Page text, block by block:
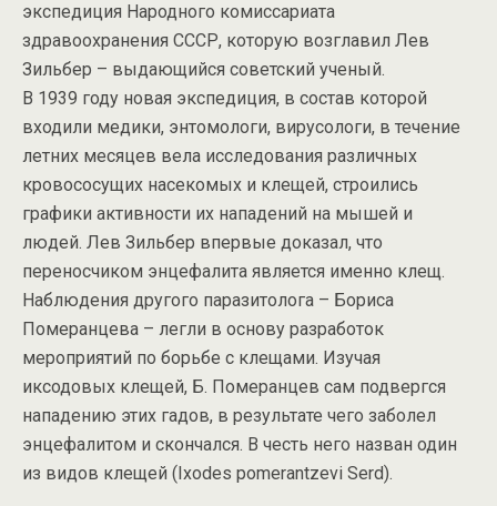
экспедиция Народного комиссариата
здравоохранения СССР, которую возглавил Лев
Зильбер – выдающийся советский ученый.
В 1939 году новая экспедиция, в состав которой
входили медики, энтомологи, вирусологи, в течение
летних месяцев вела исследования различных
кровососущих насекомых и клещей, строились
графики активности их нападений на мышей и
людей. Лев Зильбер впервые доказал, что
переносчиком энцефалита является именно клещ.
Наблюдения другого паразитолога – Бориса
Померанцева – легли в основу разработок
мероприятий по борьбе с клещами. Изучая
иксодовых клещей, Б. Померанцев сам подвергся
нападению этих гадов, в результате чего заболел
энцефалитом и скончался. В честь него назван один
из видов клещей (Ixodes pomerantzevi Serd).